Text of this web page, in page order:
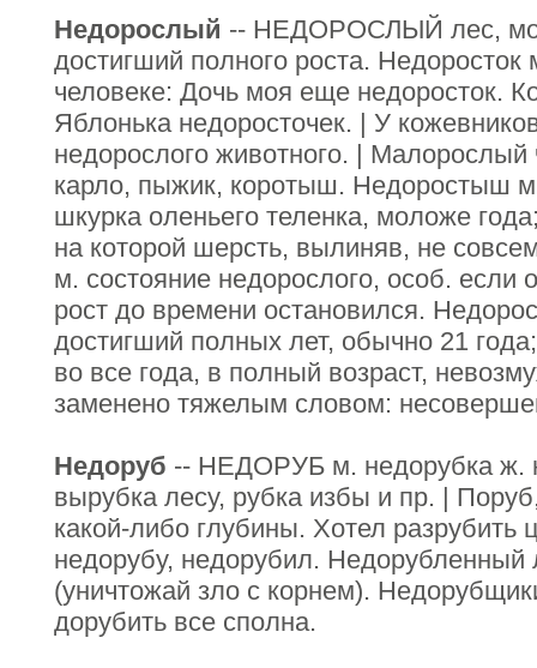
Недорослый -- НЕДОРОСЛЫЙ лес,
достигший полного роста.
человеке: Дочь моя еще недоросток.
Яблонька недоросточек. | У
недорослого животного. | Малорослый
карло, пыжик, коротыш. Недоростыш
шкурка оленьего теленка, моложе
на которой шерсть, вылиняв, не
м. состояние недорослого, особ. если
рост до времени остановился.
достигший полных лет, обычно 21
во все года, в полный возраст,
заменено тяжелым словом:
Недоруб -- НЕДОРУБ м. недорубка ж.
вырубка лесу, рубка избы и пр. |
какой-либо глубины. Хотел разрубить
недорубу, недорубил. Недорубленный
(уничтожай зло с корнем).
дорубить все сполна.